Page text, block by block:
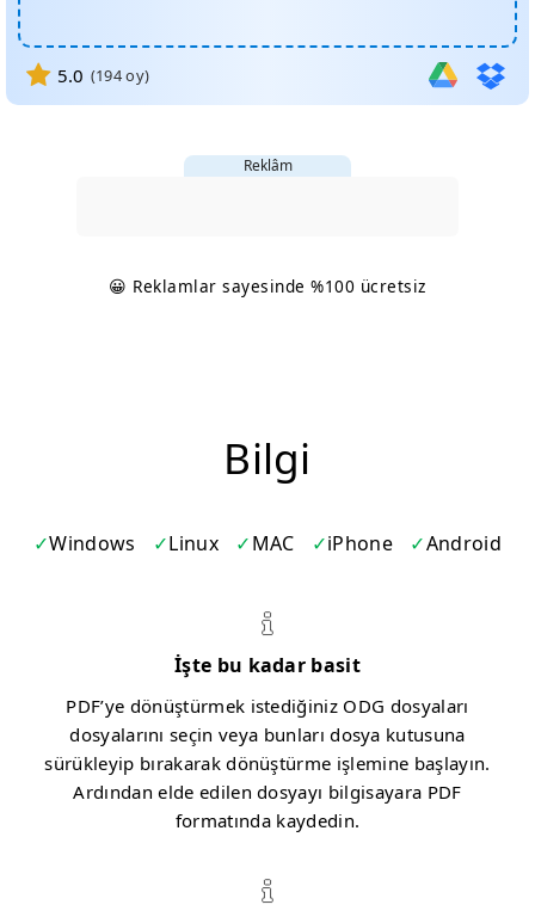
5.0 (194oy)
Reklâm
😀 Reklamlar sayesinde %100 ücretsiz
Bilgi
Windows Linux MAC iPhone Android
İşte bu kadar basit
PDF’ye dönüştürmek istediğiniz ODG dosyaları
dosyalarını seçin veya bunları dosya kutusuna
sürükleyip bırakarak dönüştürme işlemine başlayın.
Ardından elde edilen dosyayı bilgisayara PDF
formatında kaydedin.